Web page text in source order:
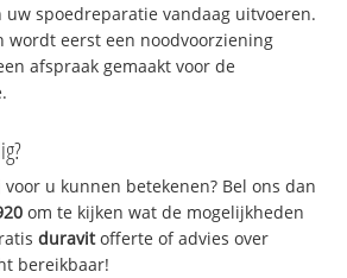
spoedreparatie vandaag uitvoeren.
wordt eerst een noodvoorziening
afspraak gemaakt voor de
u kunnen betekenen? Bel ons dan
om te kijken wat de mogelijkheden
duravitofferte of advies over
bereikbaar!